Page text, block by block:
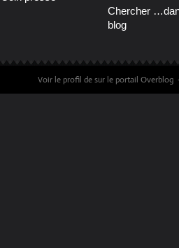
Chercher
blog
Voir le profil desur le portail Overblog